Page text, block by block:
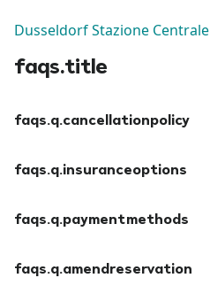
Dusseldorf Stazione Centrale
faqs.title
faqs.q.cancellationpolicy
faqs.q.insuranceoptions
faqs.q.paymentmethods
faqs.q.amendreservation